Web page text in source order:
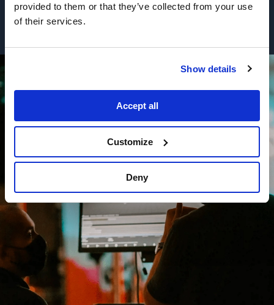
provided to them or that they’ve collected from your use
of their services.
Show details
Accept all
Customize
Deny